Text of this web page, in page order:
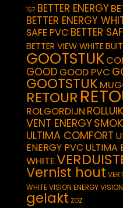
157 BETTER ENERGY
BETTER ENERGY
SAFE PVC BETTER
BETTER VIEW WHITE
GOOTSTUK
GOOD GOOD PVC
GOOTSTUK
RETOUR
ROLGORDIJN ROLLUIK
VENT ENERGY
ULTIMA COMFORT
ENERGY PVC ULTIMA
WHITE
Vernist hout
WHITEVISION ENERGY
gelakt ZOZ